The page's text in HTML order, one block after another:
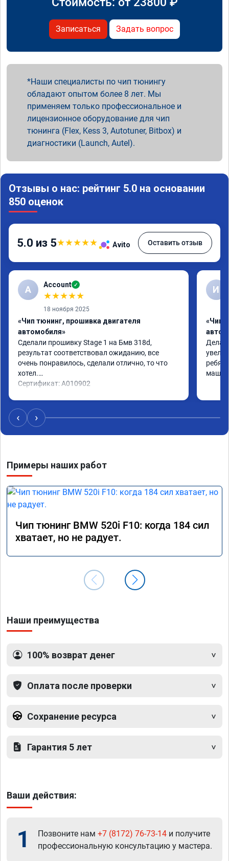
Записаться Задать вопрос
Наши специалисты по чип тюнингу
обладают опытом более 8 лет. Мы
применяем только профессиональное и
лицензионное оборудование для чип
тюнинга (Flex, Kess 3, Autotuner, Bitbox) и
диагностики (Launch, Autel).
Отзывы о нас: рейтинг 5.0 на основании
850 оценок
5.0 из 5★★★★★ Avito Оставить отзыв
A Account ✓
★★★★★
18 ноября 2025
«Чип тюнинг, прошивка двигателя
автомобиля»
Сделали прошивку Stage 1 на Бмв 318d,
результат соответствовал ожиданию, все
очень понравилось, сделали отлично, то что
хотел.
Сертификат: A010902
И
«Чип
‹ ›
Примеры наших работ
Чип тюнинг BMW 520i F10: когда 184 сил
хватает, но не радует.
Наши преимущества
100% возврат денег
Оплата после проверки
Сохранение ресурса
Гарантия 5 лет
Ваши действия:
1 Позвоните нам +7 (8172) 76-73-14 и получите
профессиональную консультацию у мастера.